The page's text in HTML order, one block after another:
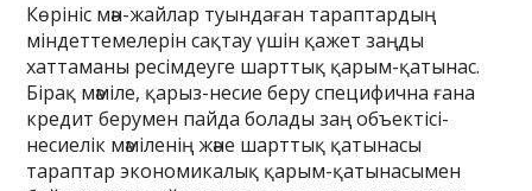
Көрініс мән-жайлар туындаған тараптардың
міндеттемелерін сақтау үшін қажет заңды
хаттаманы ресімдеуге шарттық қарым-қатынас.
Бірақ мәміле, қарыз-несие беру специфична ғана
кредит берумен пайда болады заң объектісі-
несиелік мәміленің және шарттық қатынасы
тараптар экономикалық қарым-қатынасымен